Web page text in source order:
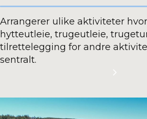
Arrangerer ulike aktiviteter
hytteutleie, trugeutleie,
tilrettelegging for andre
sentralt.